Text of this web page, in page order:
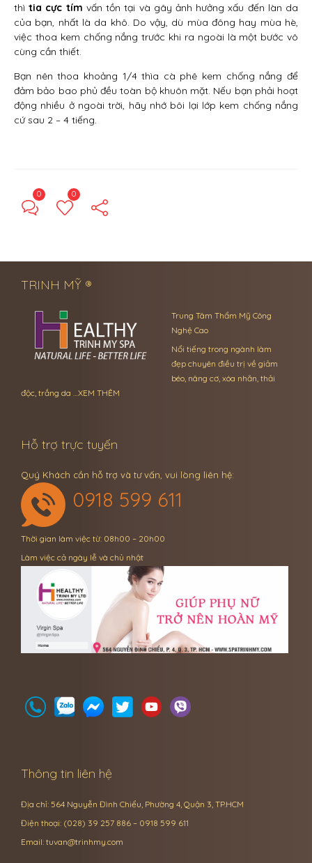
thìtia cực tím vấn tồn tại và gây ảnh hưởng xấu đến làn da
của bạn, nhất là da khô. Do vậy, dù mùa đông hay mùa hè,
việc thoa kem chống nắng trước khi ra ngoài là một bước vô
cùng cần thiết.
Bạn nên thoa khoảng 1/4 thìa cà phê kem chống nắng để
đảm bảo bao phủ đều toàn bộ khuôn mặt. Nếu bạn phải hoạt
động nhiều ở ngoài trời, hãy nhớ bôi lại lớp kem chống nắng
cứ sau 2 – 4 tiếng.
0 0
TRINH MỸ ®
Trung Tâm Thẩm Mỹ Công
Nghệ Cao
Nổi tiếng trong ngành làm
đẹp chuyên điều trị về giảm
béo, nâng cơ, xóa nhăn, thải
độc, trắng da …XEM THÊM
Hỗ trợ trực tuyến
Quý Khách cần hỗ trợ và tư vấn, vui lòng liên hệ:
0918 599 611
Thời gian làm việc từ: 08h00 – 20h00
Làm việc cả ngày lễ và chủ nhật
Thông tin liên hệ
Địa chỉ: 564 Nguyễn Đình Chiểu, Phường 4, Quận 3, TP.HCM
Điện thoại: (028) 39 257 886 – 0918 599 611
Email: tuvan@trinhmy.com